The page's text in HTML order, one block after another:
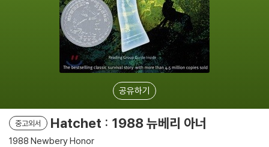
공유하기
중고외서 Hatchet : 1988 뉴베리 아너
1988 Newbery Honor